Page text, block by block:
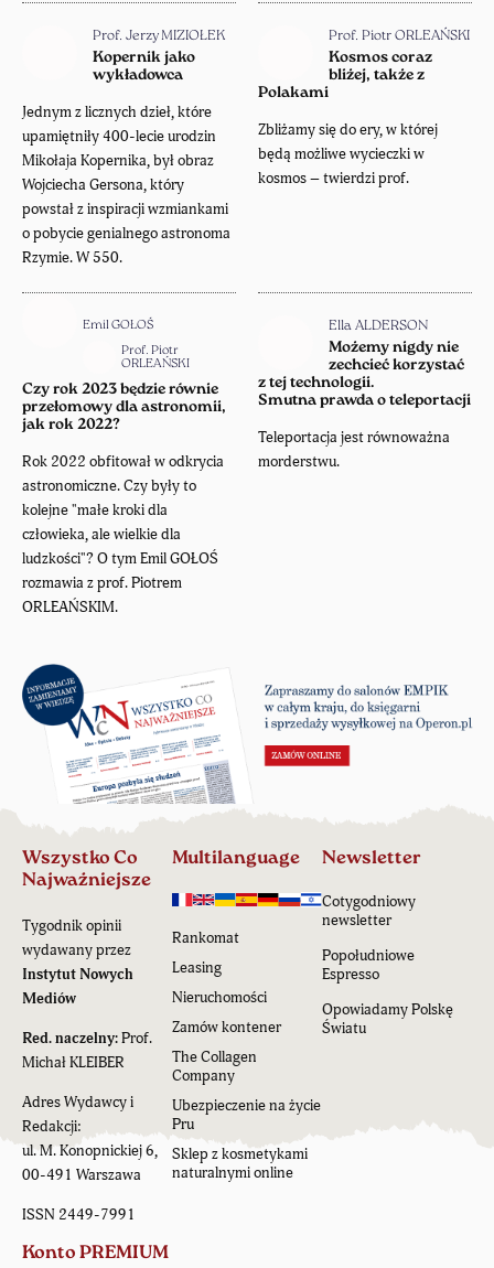
Prof. Jerzy MIZIOŁEK
Kopernik jako
wykładowca
Jednym z licznych dzieł, które
upamiętniły 400-lecie urodzin
Mikołaja Kopernika, był obraz
Wojciecha Gersona, który
powstał z inspiracji wzmiankami
o pobycie genialnego astronoma
Rzymie. W 550.
Prof. Piotr ORLEAŃSKI
Kosmos coraz
bliżej, także z
Polakami
Zbliżamy się do ery, w której
będą możliwe wycieczki w
kosmos – twierdzi prof.
Emil GOŁOŚ
Prof. Piotr
ORLEAŃSKI
Czy rok 2023 będzie równie
przełomowy dla astronomii,
jak rok 2022?
Rok 2022 obfitował w odkrycia
astronomiczne. Czy były to
kolejne "małe kroki dla
człowieka, ale wielkie dla
ludzkości"? O tym Emil GOŁOŚ
rozmawia z prof. Piotrem
ORLEAŃSKIM.
Ella ALDERSON
Możemy nigdy nie
zechcieć korzystać
z tej technologii.
Smutna prawda o teleportacji
Teleportacja jest równoważna
morderstwu.
Wszystko Co
Najważniejsze
Tygodnik opinii
wydawany przez
Instytut Nowych
Mediów
Red. naczelny:Prof.
Michał KLEIBER
Adres Wydawcy i
Redakcji:
ul. M. Konopnickiej 6,
00-491 Warszawa
ISSN 2449-7991
Multilanguage
Rankomat
Leasing
Nieruchomości
Zamów kontener
The Collagen
Company
Ubezpieczenie na życie
Pru
Sklep z kosmetykami
naturalnymi online
Newsletter
Cotygodniowy
newsletter
Popołudniowe
Espresso
Opowiadamy Polskę
Światu
Konto PREMIUM